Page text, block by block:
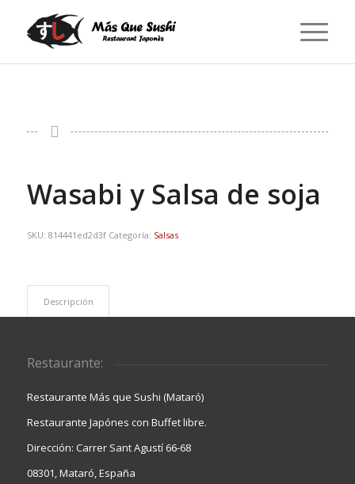
Wasabi y Salsa de soja
SKU: 814441ed2d3f Categoría: Salsas
Descripción
Restaurante:
Restaurante Más que Sushi (Mataró)
Restaurante Japónes con Buffet libre.
Dirección: Carrer Sant Agustí 66-68
08301, Mataró, España